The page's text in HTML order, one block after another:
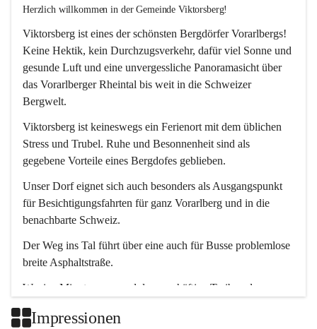
Herzlich willkommen in der Gemeinde Viktorsberg!
Viktorsberg ist eines der schönsten Bergdörfer Vorarlbergs!
Keine Hektik, kein Durchzugsverkehr, dafür viel Sonne und
gesunde Luft und eine unvergessliche Panoramasicht über
das Vorarlberger Rheintal bis weit in die Schweizer
Bergwelt.
Viktorsberg ist keineswegs ein Ferienort mit dem üblichen
Stress und Trubel. Ruhe und Besonnenheit sind als
gegebene Vorteile eines Bergdofes geblieben.
Unser Dorf eignet sich auch besonders als Ausgangspunkt
für Besichtigungsfahrten für ganz Vorarlberg und in die
benachbarte Schweiz.
Der Weg ins Tal führt über eine auch für Busse problemlose
breite Asphaltstraße.
Wenige Minuten nur, und das geschäftige Treiben der
Impressionen